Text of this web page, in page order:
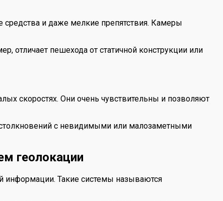
и даже мелкие препятствия. Камеры
отличает пешехода от статичной конструкции или
скоростях. Они очень чувствительны и позволяют
с невидимыми или малозаметными
геолокации
информации. Такие системы называются